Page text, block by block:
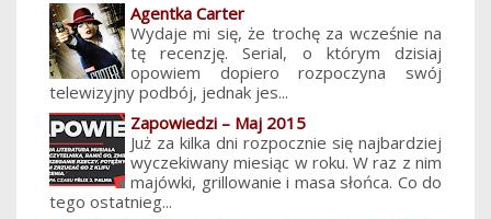
Agentka Carter
Wydaje mi się, że trochę za wcześnie na
tę recenzję. Serial, o którym dzisiaj
opowiem dopiero rozpoczyna swój
telewizyjny podbój, jednak jes...
Zapowiedzi – Maj 2015
Już za kilka dni rozpocznie się najbardziej
wyczekiwany miesiąc w roku. W raz z nim
majówki, grillowanie i masa słońca. Co do
tego ostatnieg...